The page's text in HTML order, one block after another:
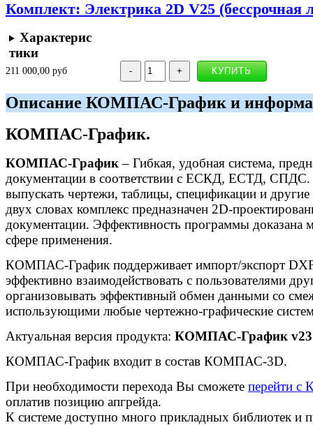
Комплект: Электрика 2D V25 (бессрочная
Характерис
тики
211 000,00 руб
Описание КОМПАС-График и
КОМПАС-График.
КОМПАС-График– Гибкая, удобная система,
документации в соответствии с ЕСКД, ЕСТД,
выпускать чертежи, таблицы, спецификации и
двух словах комплекс предназначен 2D-
документации. Эффективность программы доказана
сфере применения.
КОМПАС-График поддерживает импорт/экспорт
эффективно взаимодействовать с пользователями
организовывать эффективный обмен данными со
использующими любые чертежно-графические
Актуальная версия продукта: КОМПАС-График
КОМПАС-График входит в состав КОМПАС-3D.
При необходимости перехода Вы сможете перейти
оплатив позицию апгрейда.
К системе доступно много прикладных библиотек и